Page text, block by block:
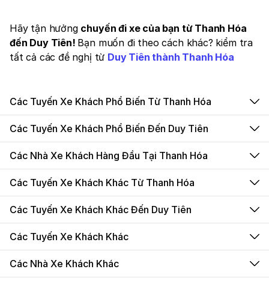
Hãy tận hưởng chuyến đi xe của bạn từ Thanh Hóa
đến Duy Tiên! Bạn muốn đi theo cách khác? kiểm tra
tất cả các đề nghị từ Duy Tiên thành Thanh Hóa
Các Tuyến Xe Khách Phổ Biến Từ Thanh Hóa
Các Tuyến Xe Khách Phổ Biến Đến Duy Tiên
Các Nhà Xe Khách Hàng Đầu Tại Thanh Hóa
Các Tuyến Xe Khách Khác Từ Thanh Hóa
Các Tuyến Xe Khách Khác Đến Duy Tiên
Các Tuyến Xe Khách Khác
Các Nhà Xe Khách Khác